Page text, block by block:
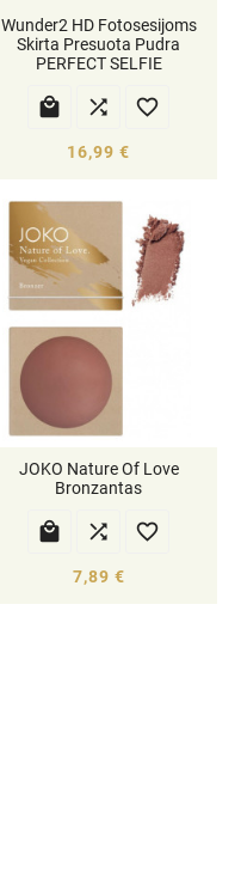
Wunder2 HD Fotosesijoms
Skirta Presuota Pudra
PERFECT SELFIE
  
16,99 €
JOKO Nature Of Love
Bronzantas
  
7,89 €